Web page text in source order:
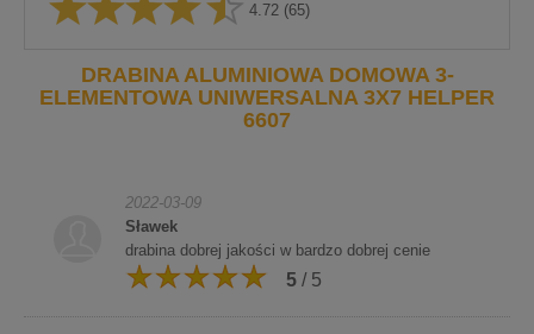
4.72 (65)
DRABINA ALUMINIOWA DOMOWA 3-
ELEMENTOWA UNIWERSALNA 3X7 HELPER
6607
2022-03-09
Sławek
drabina dobrej jakości w bardzo dobrej cenie
5 / 5